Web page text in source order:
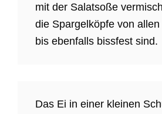
mit der Salatsoße
die Spargelköpfe von
bis ebenfalls bissfest sind.
Das Ei in einer kleinen